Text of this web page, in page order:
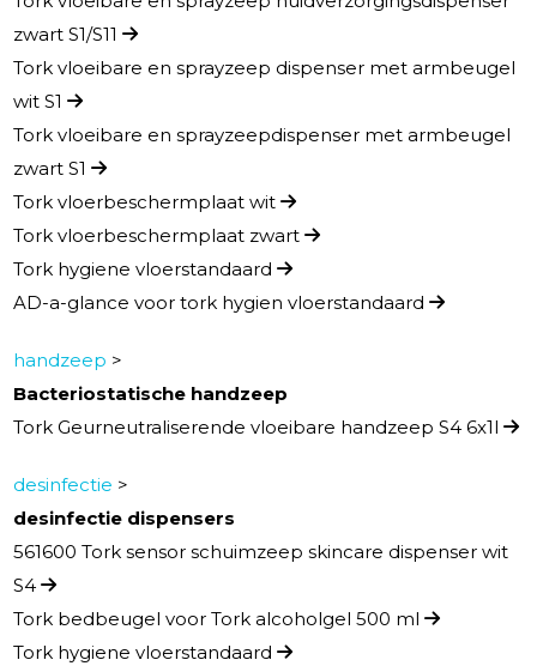
zwart S1/S11
Tork vloeibare en sprayzeep dispenser met armbeugel
wit S1
Tork vloeibare en sprayzeepdispenser met armbeugel
zwart S1
Tork vloerbeschermplaat wit
Tork vloerbeschermplaat zwart
Tork hygiene vloerstandaard
AD-a-glance voor tork hygien vloerstandaard
handzeep >
Bacteriostatische handzeep
Tork Geurneutraliserende vloeibare handzeep S4 6x1l
desinfectie >
desinfectie dispensers
561600 Tork sensor schuimzeep skincare dispenser wit
S4
Tork bedbeugel voor Tork alcoholgel 500 ml
Tork hygiene vloerstandaard